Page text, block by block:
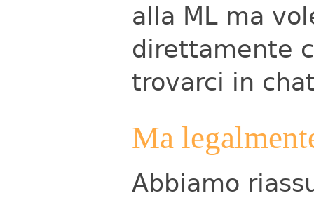
alla ML ma
direttamente
trovarci in
Ma
Abbiamo